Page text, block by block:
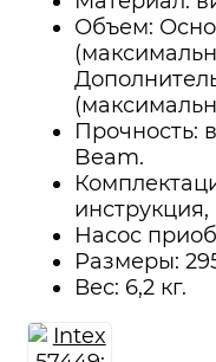
Объем:
Прочность:
Beam.
Насос
Размеры:
Вес: 6,2 кг.